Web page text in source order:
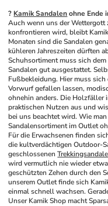
? Kamik Sandalen ohne Ende
Auch wenn uns der Wettergott
konfrontieren wird, bleibt
Monaten sind die Sandalen
kühleren Jahreszeiten dürften
Schuhsortiment muss sich
Sandalen gut ausgestattet.
Fußbekleidung. Hier muss
Vorwurf gefallen lassen,
ohnehin anders. Die Holzfäller
praktischen Nutzen aus und
bei uns beachtet wird. Wie
Sandalensortiment im Outlet
Für die Erwachsenen finden
die kultverdächtigen Outdoor-
geschlossenen
wird vermutlich nie wieder
geschützten Zehen durch den
unserem Outlet finde sich
einmal schnell wachsen.
Unser Kamik Shop macht